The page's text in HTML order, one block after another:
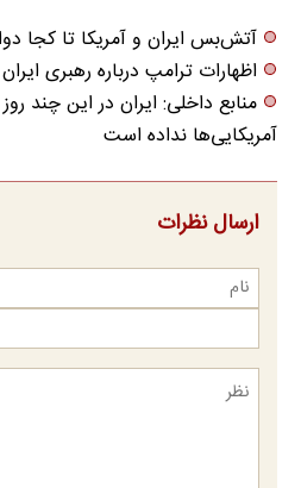
آتش‌بس ایران و آمریکا تا کجا
اظهارات ترامپ درباره رهبری
منابع داخلی: ایران در این چند
آمریکایی‌ها نداده است
ارسال نظرات